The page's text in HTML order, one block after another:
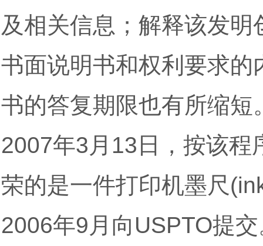
及相关信息；解释该发
书面说明书和权利要求
书的答复期限也有所缩短
2007年3月13日，按该程
荣的是一件打印机墨尺
2006年9月向USPTO提